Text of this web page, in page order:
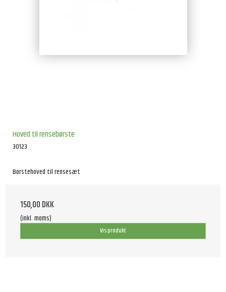
Hoved til rensebørste
30123
Børstehoved til rensesæt
150,00 DKK
(inkl. moms)
Vis produkt